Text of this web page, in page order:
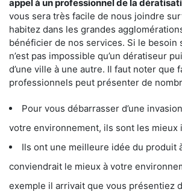
appel à un professionnel de la
vous sera très facile de nous joindre
habitez dans les grandes
bénéficier de nos services. Si le besoin
n’est pas impossible qu’un dératiseur
d’une ville à une autre. Il faut noter que
professionnels peut présenter de
Pour vous débarrasser d’une
votre environnement, ils sont les mieux
Ils ont une meilleure idée du produit
conviendrait le mieux à votre
exemple il arrivait que vous présentiez